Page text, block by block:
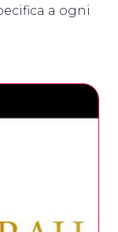
a ogni